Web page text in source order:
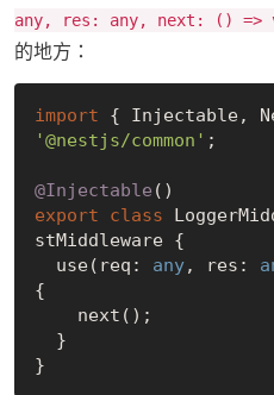
any, res: any, next: () =>
的地方：
import { Injectable,
'@nestjs/common' ;
@Injectable
export
class
stMiddleware {
  use(req:
any, res:
{